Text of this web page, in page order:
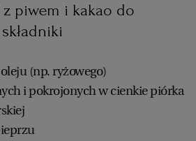
piwem i kakao do
(np. ryżowego)
i pokrojonych w cienkie piórka